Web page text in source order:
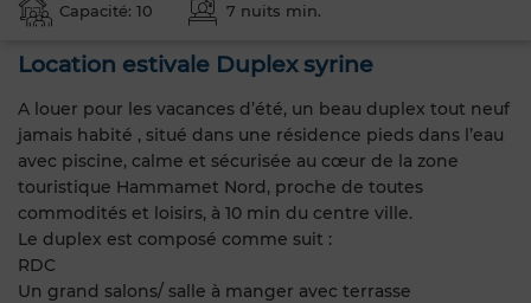
Capacité: 10 7 nuits min.
Location estivale Duplex syrine
A louer pour les vacances d’été, un beau duplex tout neuf
jamais habité , situé dans une résidence pieds dans l’eau
avec piscine, calme et sécurisée au cœur de la zone
touristique Hammamet Nord, proche de toutes
commodités et loisirs, à 10 min du centre ville.
Le duplex est composé comme suit :
RDC
Un grand salons/ salle à manger avec terrasse